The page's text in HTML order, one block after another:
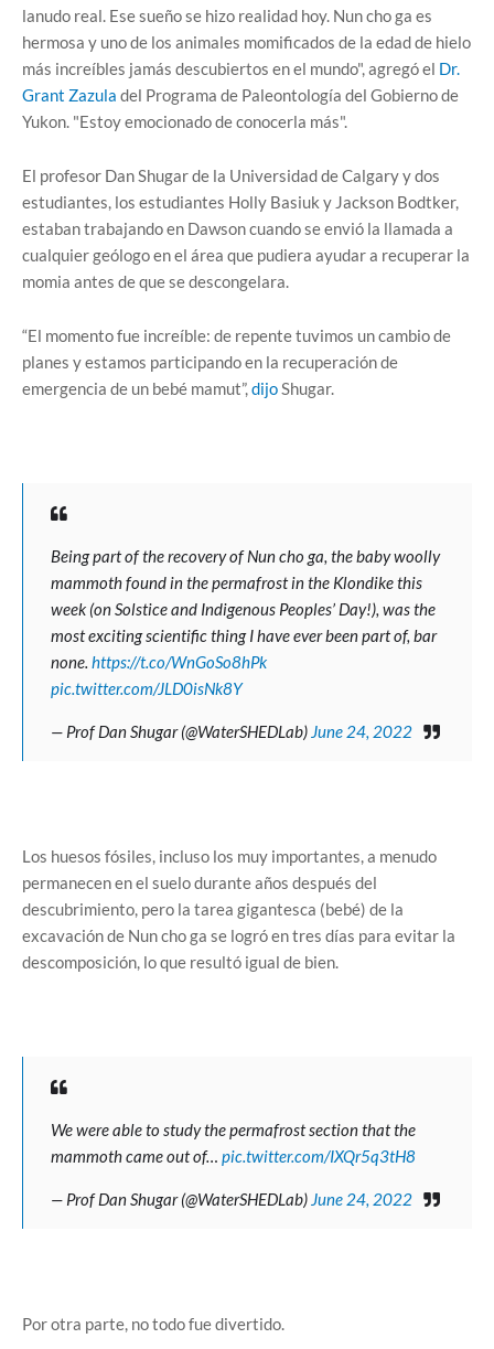
lanudo real. Ese sueño se hizo realidad hoy. Nun cho ga es
hermosa y uno de los animales momificados de la edad de hielo
más increíbles jamás descubiertos en el mundo", agregó el Dr.
Grant Zazula del Programa de Paleontología del Gobierno de
Yukon. "Estoy emocionado de conocerla más".
El profesor Dan Shugar de la Universidad de Calgary y dos
estudiantes, los estudiantes Holly Basiuk y Jackson Bodtker,
estaban trabajando en Dawson cuando se envió la llamada a
cualquier geólogo en el área que pudiera ayudar a recuperar la
momia antes de que se descongelara.
“El momento fue increíble: de repente tuvimos un cambio de
planes y estamos participando en la recuperación de
emergencia de un bebé mamut”,dijoShugar.
Being part of the recovery of Nun cho ga, the baby woolly
mammoth found in the permafrost in the Klondike this
week (on Solstice and Indigenous Peoples’ Day!), was the
most exciting scientific thing I have ever been part of, bar
none. https://t.co/WnGoSo8hPk
pic.twitter.com/JLD0isNk8Y
— Prof Dan Shugar (@WaterSHEDLab) June 24, 2022
Los huesos fósiles, incluso los muy importantes, a menudo
permanecen en el suelo durante años después del
descubrimiento, pero la tarea gigantesca (bebé) de la
excavación de Nun cho ga se logró en tres días para evitar la
descomposición, lo que resultó igual de bien.
We were able to study the permafrost section that the
mammoth came out of… pic.twitter.com/IXQr5q3tH8
— Prof Dan Shugar (@WaterSHEDLab) June 24, 2022
Por otra parte, no todo fue divertido.